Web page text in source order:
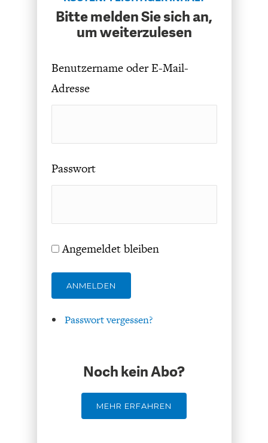
SUCHE
ABO/LOGIN
ECONOMISTS FOR FUTURE
DEUTSCHLAND
Bitte melden Sie sich an,
um weiterzulesen
Benutzername oder E-Mail-
Adresse
Passwort
Angemeldet bleiben
ANMELDEN
Passwort vergessen?
Noch kein Abo?
MEHR ERFAHREN